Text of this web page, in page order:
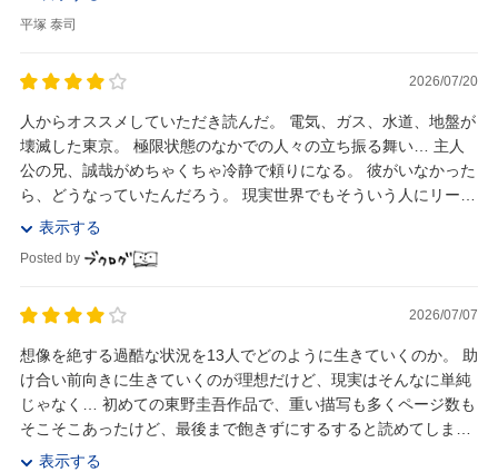
平塚 泰司
2026/07/20
人からオススメしていただき読んだ。 電気、ガス、水道、地盤が
壊滅した東京。 極限状態のなかでの人々の立ち振る舞い… 主人
公の兄、誠哉がめちゃくちゃ冷静で頼りになる。 彼がいなかった
ら、どうなっていたんだろう。 現実世界でもそういう人にリーダ
ーシップを取って貰いたいものです^_...
表示する
Posted by
2026/07/07
想像を絶する過酷な状況を13人でどのように生きていくのか。 助
け合い前向きに生きていくのが理想だけど、現実はそんなに単純
じゃなく… 初めての東野圭吾作品で、重い描写も多くページ数も
そこそこあったけど、最後まで飽きずにするすると読めてしまっ
た。 流石は東野圭吾、ほかの作品も読んでみ...
表示する